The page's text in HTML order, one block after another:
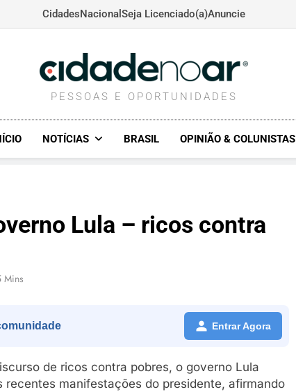
CidadesNacional Seja Licenciado(a)Anuncie
CIDADENOAR.COM
PESSOAS E OPORTUNIDADES
NOTÍCIAS BRASIL OPINIÃO & COLUNISTAS
Lula – ricos contra
Mins
Entrar Agora
de ricos contra pobres, o governo Lula
manifestações do presidente, afirmando